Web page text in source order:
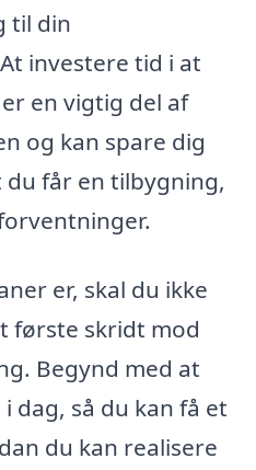
til din
investere tid i at
en vigtig del af
og kan spare dig
du får en tilbygning,
er, skal du ikke
første skridt mod
Begynd med at
dag, så du kan få et
du kan realisere